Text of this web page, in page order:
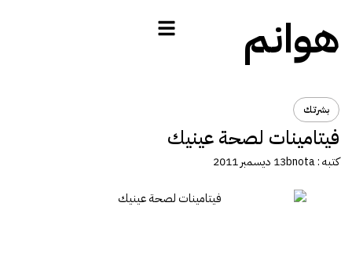
هوانم
بشرتك
فيتامينات لصحة عينيك
كتبه :bnota13 ديسمبر 2011